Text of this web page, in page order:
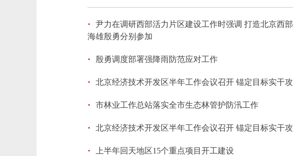
·
尹力在调研西部活力片区建设工作时强调 打造北京西
海雄殷勇分别参加
· 殷勇调度部署强降雨防范应对工作
· 北京经济技术开发区半年工作会议召开 锚定目标实干
· 市林业工作总站落实全市生态林管护防汛工作
· 北京经济技术开发区半年工作会议召开 锚定目标实干
· 上半年回天地区15个重点项目开工建设